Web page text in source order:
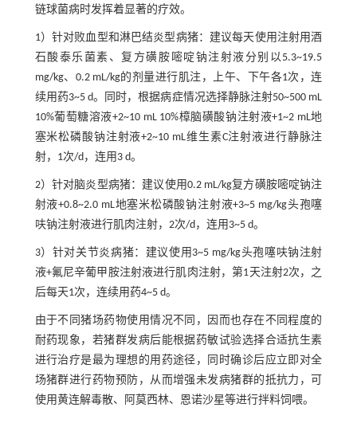
链球菌病时发挥着显著的疗效。
1）针对败血型和淋巴结炎型病猪：建议每天使用注射用酒
石酸泰乐菌素、复方磺胺嘧啶钠注射液分别以5.3~19.5
mg/kg、0.2 mL/kg的剂量进行肌注，上午、下午各1次，连
续用药3~5 d。同时，根据病症情况选择静脉注射50~500 mL
10%葡萄糖溶液+2~10 mL 10%樟脑磺酸钠注射液+1~2 mL地
塞米松磷酸钠注射液+2~10 mL维生素C注射液进行静脉注
射，1次/d，连用3 d。
2）针对脑炎型病猪：建议使用0.2 mL/kg复方磺胺嘧啶钠注
射液+0.8~2.0 mL地塞米松磷酸钠注射液+3~5 mg/kg头孢噻
呋钠注射液进行肌肉注射，2次/d，连用3~5 d。
3）针对关节炎病猪：建议使用3~5 mg/kg头孢噻呋钠注射
液+氟尼辛葡甲胺注射液进行肌肉注射，第1天注射2次，之
后每天1次，连续用药4~5 d。
由于不同猪场药物使用情况不同，因而也存在不同程度的
耐药现象，若猪群发病后能根据药敏试验选择合适抗生素
进行治疗是最为理想的用药途径，同时确诊后应立即对全
场猪群进行药物预防，从而增强未发病猪群的抵抗力，可
使用黄连解毒散、阿莫西林、恩诺沙星等进行拌料饲喂。